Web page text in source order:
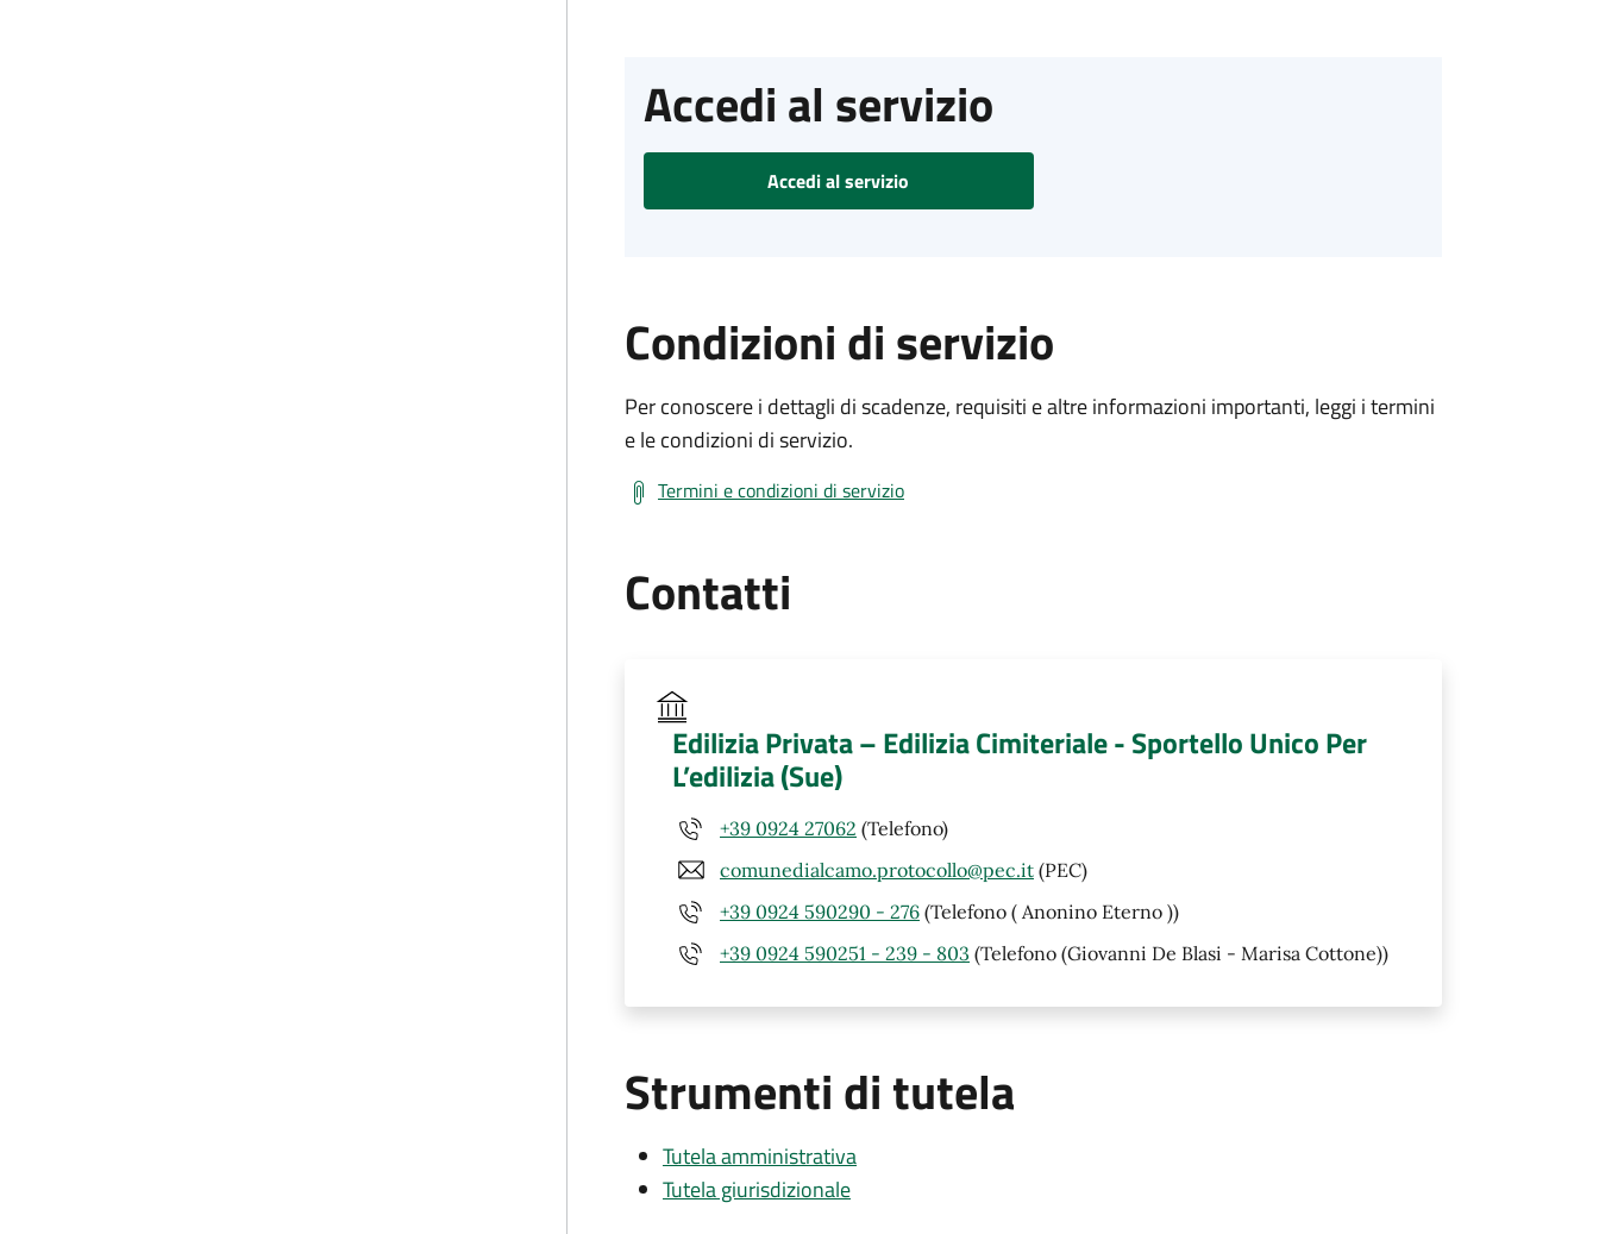
Accedi al servizio
Accedi al servizio
Condizioni di servizio
Per conoscere i dettagli di scadenze, requisiti e altre informazioni importanti, leggi i termini
e le condizioni di servizio.
Termini e condizioni di servizio
Contatti
Edilizia Privata – Edilizia Cimiteriale - Sportello Unico Per
L’edilizia (Sue)
+39 0924 27062 (Telefono)
comunedialcamo.protocollo@pec.it (PEC)
+39 0924 590290 - 276 (Telefono ( Anonino Eterno ))
+39 0924 590251 - 239 - 803 (Telefono (Giovanni De Blasi - Marisa Cottone))
Strumenti di tutela
Tutela amministrativa
Tutela giurisdizionale